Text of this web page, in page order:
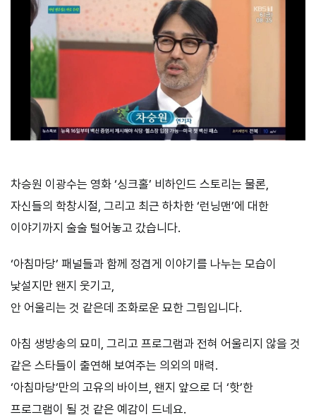
차승원 이광수는 영화 ‘싱크홀’ 비하인드 스토리는 물론,
자신들의 학창시절, 그리고 최근 하차한 ‘런닝맨’에 대한
이야기까지 술술 털어놓고 갔습니다.
‘아침마당’ 패널들과 함께 정겹게 이야기를 나누는 모습이
낯설지만 왠지 웃기고,
안 어울리는 것 같은데 조화로운 묘한 그림입니다.
아침 생방송의 묘미, 그리고 프로그램과 전혀 어울리지 않을 것
같은 스타들이 출연해 보여주는 의외의 매력.
‘아침마당’만의 고유의 바이브, 왠지 앞으로 더 ‘핫’한
프로그램이 될 것 같은 예감이 드네요.